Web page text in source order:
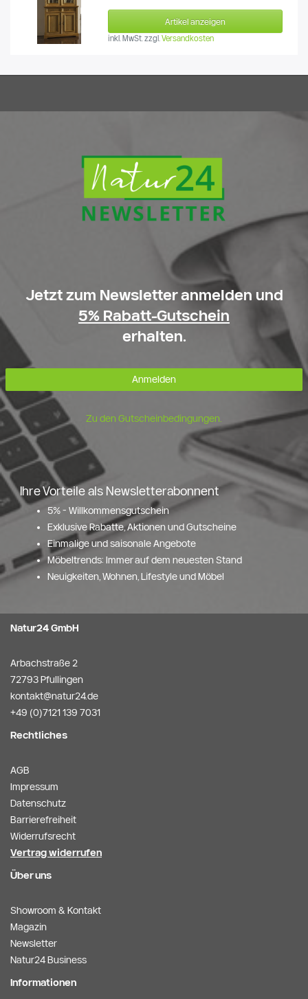
Artikel anzeigen
inkl. MwSt. zzgl.Versandkosten
Jetzt zum Newsletter anmelden und
5% Rabatt-Gutschein
erhalten.
Anmelden
Zu den Gutscheinbedingungen.
Ihre Vorteile als Newsletterabonnent
5% - Willkommensgutschein
Exklusive Rabatte, Aktionen und Gutscheine
Einmalige und saisonale Angebote
Möbeltrends: Immer auf dem neuesten Stand
Neuigkeiten, Wohnen, Lifestyle und Möbel
Natur24 GmbH
Arbachstraße 2
72793 Pfullingen
kontakt@natur24.de
+49 (0)7121 139 7031
Rechtliches
AGB
Impressum
Datenschutz
Barrierefreiheit
Widerrufsrecht
Vertrag widerrufen
Über uns
Showroom & Kontakt
Magazin
Newsletter
Natur24 Business
Informationen